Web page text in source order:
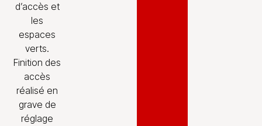
d’accès et
les
espaces
verts.
Finition des
accès
réalisé en
grave de
réglage